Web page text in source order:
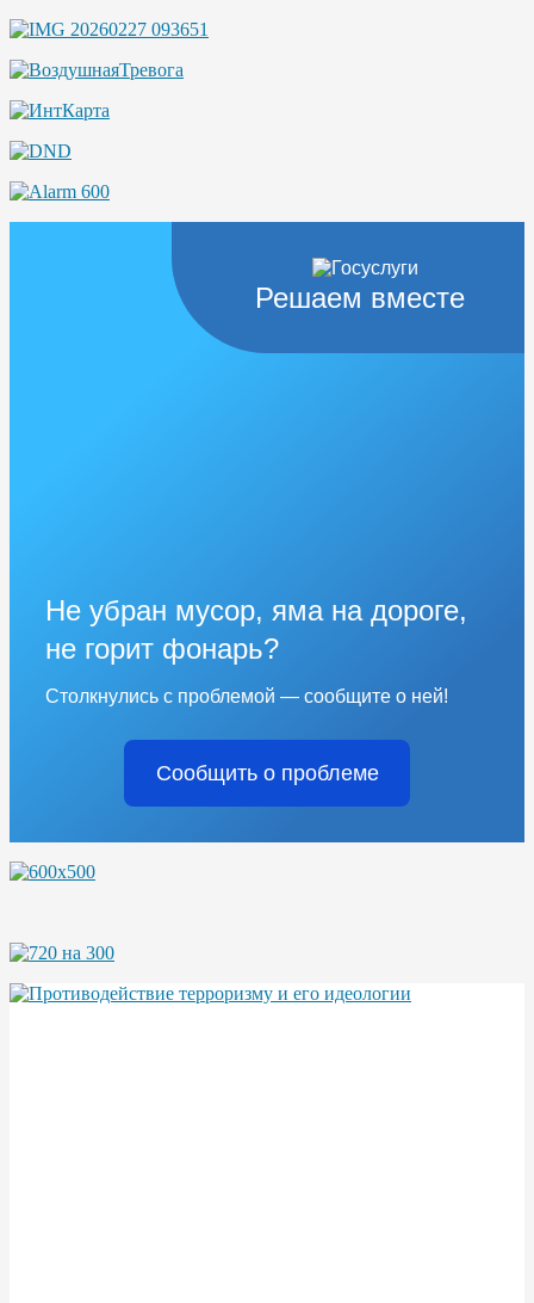
Решаем вместе
Не убран мусор, яма на дороге,
не горит фонарь?
Столкнулись с проблемой — сообщите о ней!
Сообщить о проблеме